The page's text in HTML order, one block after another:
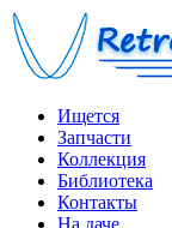
Ищется
Запчасти
Коллекция
Библиотека
Контакты
На даче